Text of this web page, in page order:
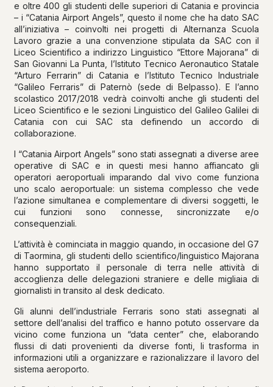
e oltre 400 gli studenti delle superiori di Catania e provincia
– i “Catania Airport Angels”, questo il nome che ha dato SAC
all’iniziativa – coinvolti nei progetti di Alternanza Scuola
Lavoro grazie a una convenzione stipulata da SAC con il
Liceo Scientifico a indirizzo Linguistico “Ettore Majorana” di
San Giovanni La Punta, l’Istituto Tecnico Aeronautico Statale
“Arturo Ferrarin” di Catania e l’Istituto Tecnico Industriale
“Galileo Ferraris” di Paternò (sede di Belpasso). E l’anno
scolastico 2017/2018 vedrà coinvolti anche gli studenti del
Liceo Scientifico e le sezioni Linguistico del Galileo Galilei di
Catania con cui SAC sta definendo un accordo di
collaborazione.
I “Catania Airport Angels” sono stati assegnati a diverse aree
operative di SAC e in questi mesi hanno affiancato gli
operatori aeroportuali imparando dal vivo come funziona
uno scalo aeroportuale: un sistema complesso che vede
l’azione simultanea e complementare di diversi soggetti, le
cui funzioni sono connesse, sincronizzate e/o
consequenziali.
L’attività è cominciata in maggio quando, in occasione del G7
di Taormina, gli studenti dello scientifico/linguistico Majorana
hanno supportato il personale di terra nelle attività di
accoglienza delle delegazioni straniere e delle migliaia di
giornalisti in transito al desk dedicato.
Gli alunni dell’industriale Ferraris sono stati assegnati al
settore dell’analisi del traffico e hanno potuto osservare da
vicino come funziona un “data center” che, elaborando
flussi di dati provenienti da diverse fonti, li trasforma in
informazioni utili a organizzare e razionalizzare il lavoro del
sistema aeroporto.